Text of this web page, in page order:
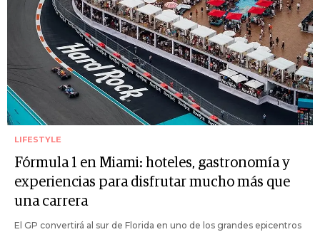
LIFESTYLE
Fórmula 1 en Miami: hoteles, gastronomía y
experiencias para disfrutar mucho más que
una carrera
El GP convertirá al sur de Florida en uno de los grandes epicentros